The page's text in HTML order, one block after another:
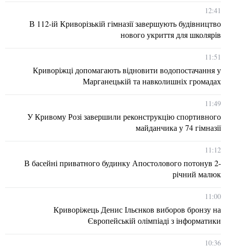
12:41
В 112-ій Криворізькій гімназії завершують будівництво
нового укриття для школярів
11:51
Криворіжці допомагають відновити водопостачання у
Марганецькій та навколишніх громадах
11:49
У Кривому Розі завершили реконструкцію спортивного
майданчика у 74 гімназії
11:12
В басейні приватного будинку Апостолового потонув 2-
річний малюк
11:00
Криворіжець Денис Ільєнков виборов бронзу на
Європейській олімпіаді з інформатики
10:36